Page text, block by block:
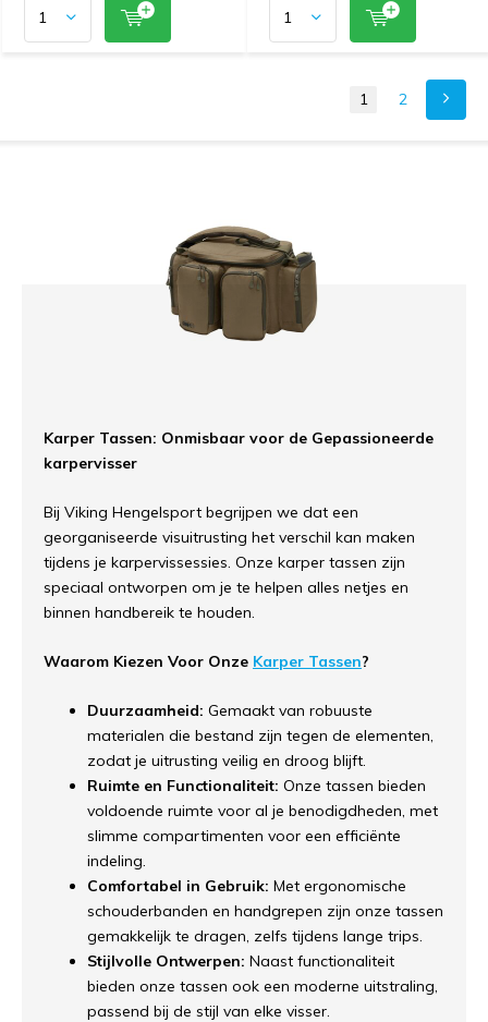
1 2
Karper Tassen: Onmisbaar voor de Gepassioneerde
karpervisser
Bij Viking Hengelsport begrijpen we dat een
georganiseerde visuitrusting het verschil kan maken
tijdens je karpervissessies. Onze karper tassen zijn
speciaal ontworpen om je te helpen alles netjes en
binnen handbereik te houden.
Waarom Kiezen Voor Onze Karper Tassen?
Duurzaamheid: Gemaakt van robuuste
materialen die bestand zijn tegen de elementen,
zodat je uitrusting veilig en droog blijft.
Ruimte en Functionaliteit: Onze tassen bieden
voldoende ruimte voor al je benodigdheden, met
slimme compartimenten voor een efficiënte
indeling.
Comfortabel in Gebruik: Met ergonomische
schouderbanden en handgrepen zijn onze tassen
gemakkelijk te dragen, zelfs tijdens lange trips.
Stijlvolle Ontwerpen: Naast functionaliteit
bieden onze tassen ook een moderne uitstraling,
passend bij de stijl van elke visser.